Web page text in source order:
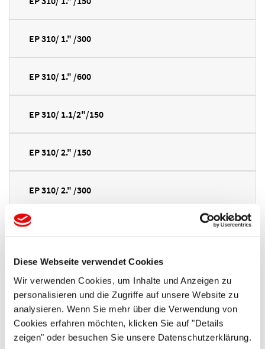
Diese Webseite verwendet Cookies
Wir verwenden Cookies, um Inhalte und Anzeigen zu
personalisieren und die Zugriffe auf unsere Website zu
analysieren. Wenn Sie mehr über die Verwendung von
Cookies erfahren möchten, klicken Sie auf "Details
zeigen" oder besuchen Sie unsere Datenschutzerklärung.
EP 310/ 1." /300
EP 310/ 1." /600
EP 310/ 1.1/2"/150
EP 310/ 2." /150
EP 310/ 2." /300
EP 310/ 4." /150
EP 310/ 6." /150
EP 310/10." /150